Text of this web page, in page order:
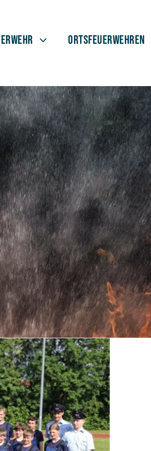
Ortsfeuerwehren